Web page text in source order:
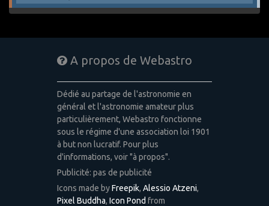
A propos de Webastro
Dédié au partage de l'astronomie en
général et l'astronomie amateur plus
particulièrement, Webastro fonctionne
sous le régime d'une association loi 1901
à but non lucratif. Pour plus
d'informations, voir "à propos".
Publicité: pas de publicité
Icons made byFreepik, Alessio Atzeni,
Pixel Buddha, Icon Pond from